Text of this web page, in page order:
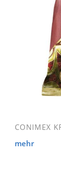
CONIMEX
mehr